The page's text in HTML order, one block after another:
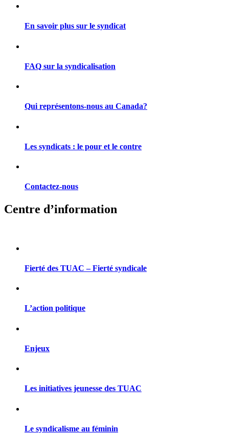
En savoir plus sur le syndicat
FAQ sur la syndicalisation
Qui représentons-nous au Canada?
Les syndicats : le pour et le contre
Contactez-nous
Centre d’information
Fierté des TUAC – Fierté syndicale
L’action politique
Enjeux
Les initiatives jeunesse des TUAC
Le syndicalisme au féminin